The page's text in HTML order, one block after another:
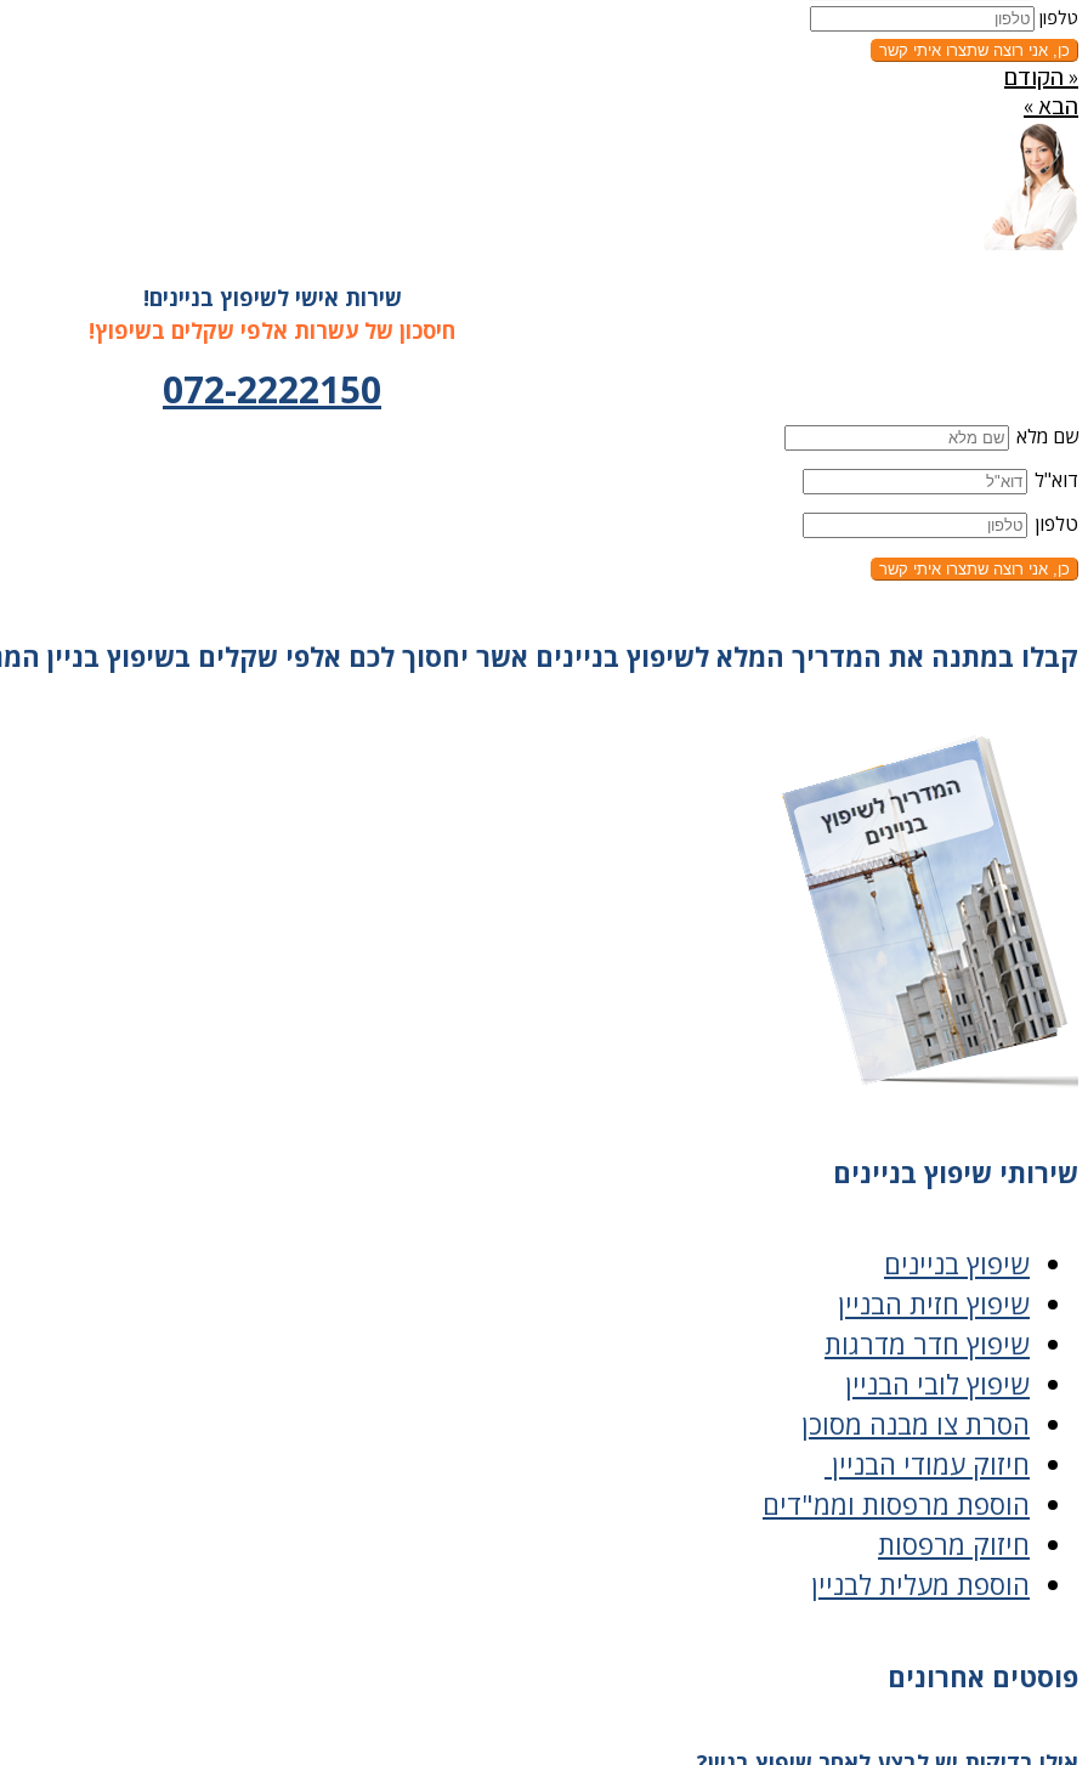
טלפון
כן, אני רוצה שתצרו איתי קשר
« הקודם
הבא »
שירות אישי לשיפוץ בניינים!
חיסכון של עשרות אלפי שקלים בשיפוץ!
072-2222150
שם מלא
דוא"ל
טלפון
כן, אני רוצה שתצרו איתי קשר
קבלו במתנה את המדריך המלא לשיפוץ בניינים אשר יחסוך לכם אלפי שקלים בשיפוץ בניין
שירותי שיפוץ בניינים
שיפוץ בניינים
שיפוץ חזית הבניין
שיפוץ חדר מדרגות
שיפוץ לובי הבניין
הסרת צו מבנה מסוכן
חיזוק עמודי הבניין
הוספת מרפסות וממ"דים
חיזוק מרפסות
הוספת מעלית לבניין
פוסטים אחרונים